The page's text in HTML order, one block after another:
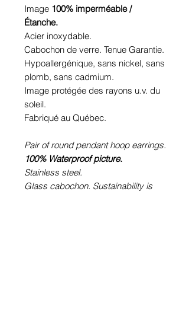
Image 100% imperméable /
Étanche.
Acier inoxydable.
Cabochon de verre. Tenue Garantie.
Hypoallergénique, sans nickel, sans
plomb, sans cadmium.
Image protégée des rayons u.v. du
soleil.
Fabriqué au Québec.
Pair of round pendant hoop earrings.
100% Waterproof picture.
Stainless steel.
Glass cabochon. Sustainability is